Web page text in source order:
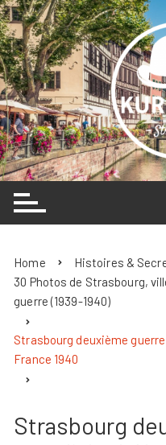
Skip
to
content
Home
Histoires &
30 Photos de Strasbourg,
guerre (1939-1940)
Strasbourg deuxième
France 1940
Strasbourg